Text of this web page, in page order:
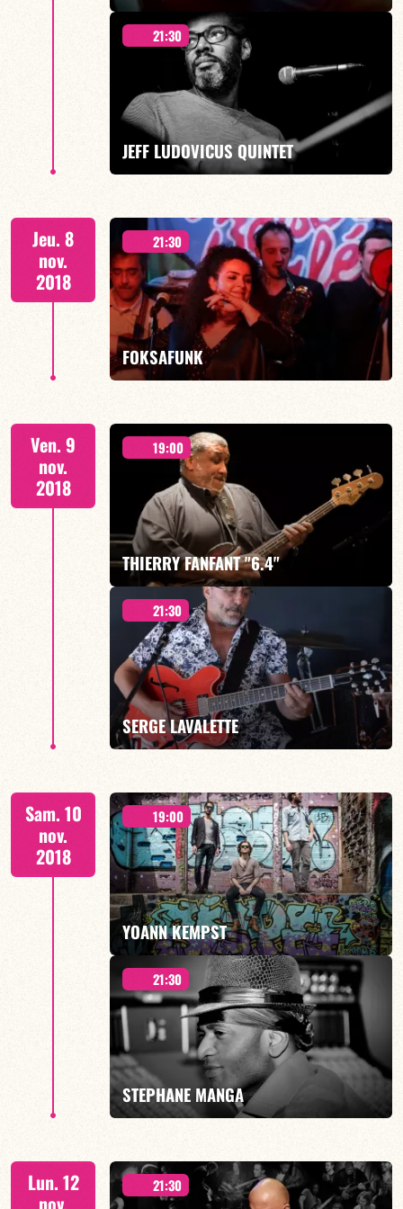
21:30
JEFF LUDOVICUS QUINTET
"Dimanche"
EN SAVOIR PLUS
Jeu. 8
nov.
2018
21:30
FOKSAFUNK
EN SAVOIR PLUS
Ven. 9
nov.
2018
19:00
THIERRY FANFANT "6.4"
“BASSE SOLO”
21:30
SERGE LAVALETTE
« GROOVE BAND »
EN SAVOIR PLUS
Sam. 10
nov.
2018
19:00
YOANN KEMPST
« BORG ERECTUS »
21:30
STEPHANE MANGA
Quartet " Electric Band"
Lun. 12
nov.
21:30